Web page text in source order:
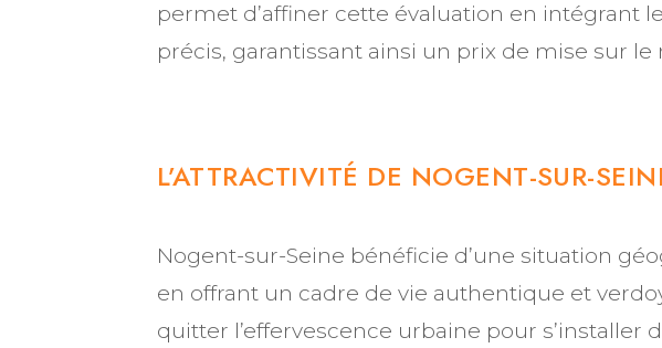
permet d’affiner cette évaluation en intégrant
précis, garantissant ainsi un prix de mise sur
L’ATTRACTIVITÉ DE NOGENT-SUR-
Nogent-sur-Seine bénéficie d’une situation
en offrant un cadre de vie authentique et
quitter l’effervescence urbaine pour